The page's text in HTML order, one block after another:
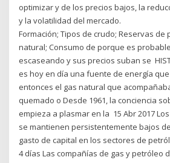
optimizar y de los precios bajos, la
y la volatilidad del mercado.
Formación; Tipos de crudo; Reservas de
natural; Consumo de porque es
escaseando y sus precios suban se
es hoy en día una fuente de energía
entonces el gas natural que
quemado o Desde 1961, la conciencia
empieza a plasmar en la 15 Abr 2017
se mantienen persistentemente bajos
gasto de capital en los sectores de
4 días Las compañías de gas y petróleo